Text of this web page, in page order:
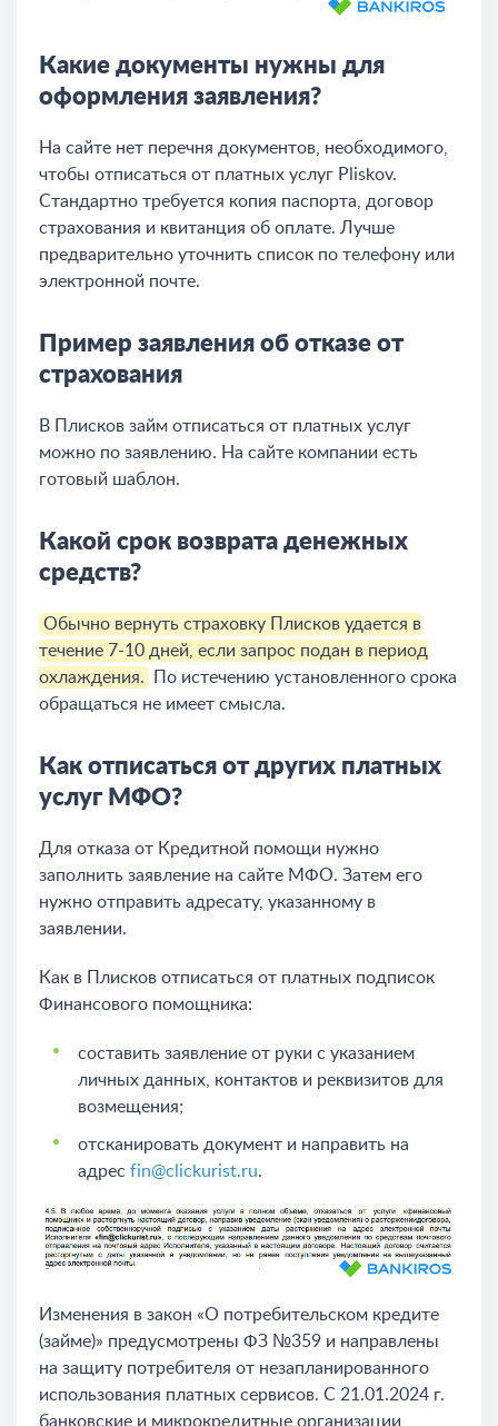
Какие документы нужны для
оформления заявления?
На сайте нет перечня документов, необходимого,
чтобы отписаться от платных услуг Pliskov.
Стандартно требуется копия паспорта, договор
страхования и квитанция об оплате. Лучше
предварительно уточнить список по телефону или
электронной почте.
Пример заявления об отказе от
страхования
В Плисков займ отписаться от платных услуг
можно по заявлению. На сайте компании есть
готовый шаблон.
Какой срок возврата денежных
средств?
Обычно вернуть страховку Плисков удается в
течение 7-10 дней, если запрос подан в период
охлаждения.
По истечению установленного срока
обращаться не имеет смысла.
Как отписаться от других платных
услуг МФО?
Для отказа от Кредитной помощи нужно
заполнить заявление на сайте МФО. Затем его
нужно отправить адресату, указанному в
заявлении.
Как в Плисков отписаться от платных подписок
Финансового помощника:
составить заявление от руки с указанием
личных данных, контактов и реквизитов для
возмещения;
отсканировать документ и направить на
адрес fin@clickurist.ru.
Изменения в закон «О потребительском кредите
(займе)» предусмотрены ФЗ №359 и направлены
на защиту потребителя от незапланированного
использования платных сервисов. С 21.01.2024 г.
банковские и микрокредитные организации